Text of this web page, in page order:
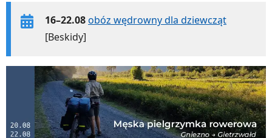
16–22.08obóz wędrowny dla dziewcząt
[Beskidy]